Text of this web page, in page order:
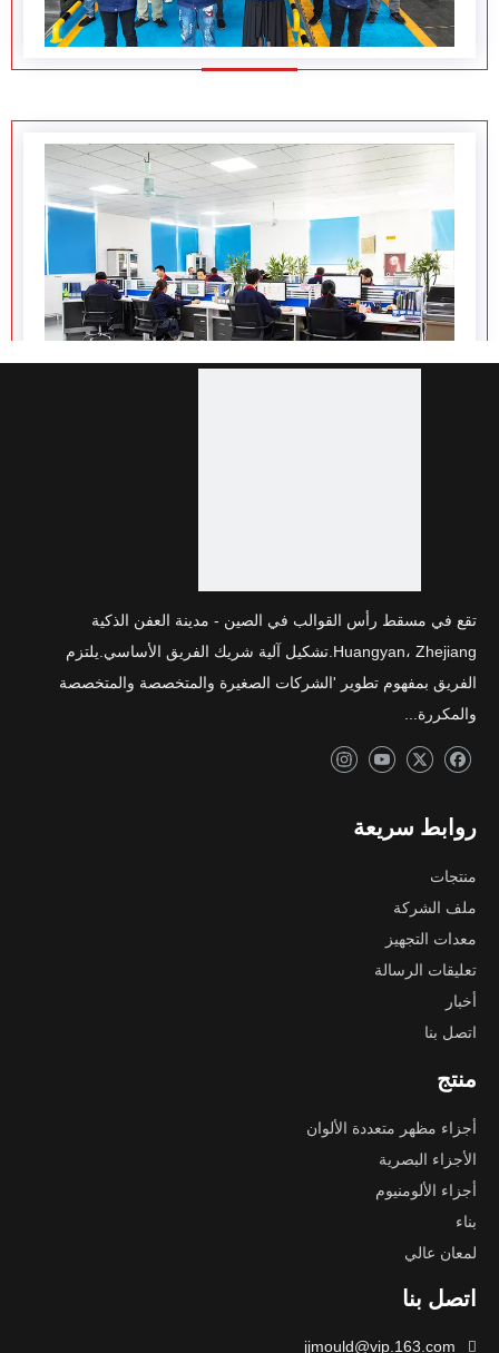
تقع في مسقط رأس القوالب في الصين - مدينة العفن الذكية
Huangyan، Zhejiang.تشكيل آلية شريك الفريق الأساسي.يلتزم
الفريق بمفهوم تطوير 'الشركات الصغيرة والمتخصصة والمتخصصة
والمكررة...
روابط سريعة
منتجات
ملف الشركة
معدات التجهيز
تعليقات الرسالة
أخبار
اتصل بنا
منتج
أجزاء مظهر متعددة الألوان
الأجزاء البصرية
أجزاء الألومنيوم
بناء
لمعان عالي
اتصل بنا

jjmould@vip.163.com